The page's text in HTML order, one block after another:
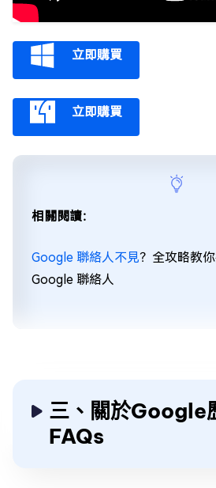
立即購買
立即購買
相關閱讀：
Google 聯絡人不見？全攻略教
Google 聯絡人
三、關於Google
FAQs